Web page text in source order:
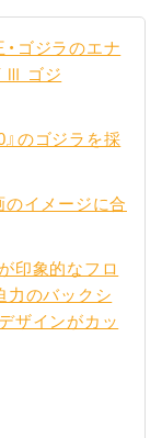
・ゴジラのエナ
Ⅲ ゴジ
のゴジラを採
のイメージに合
印象的なフロ
力のバックシ
ザインがカッ